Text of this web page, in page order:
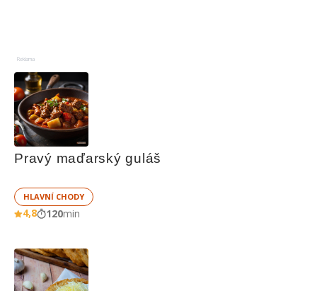
Reklama
Pravý maďarský guláš
HLAVNÍ CHODY
4,8 120min